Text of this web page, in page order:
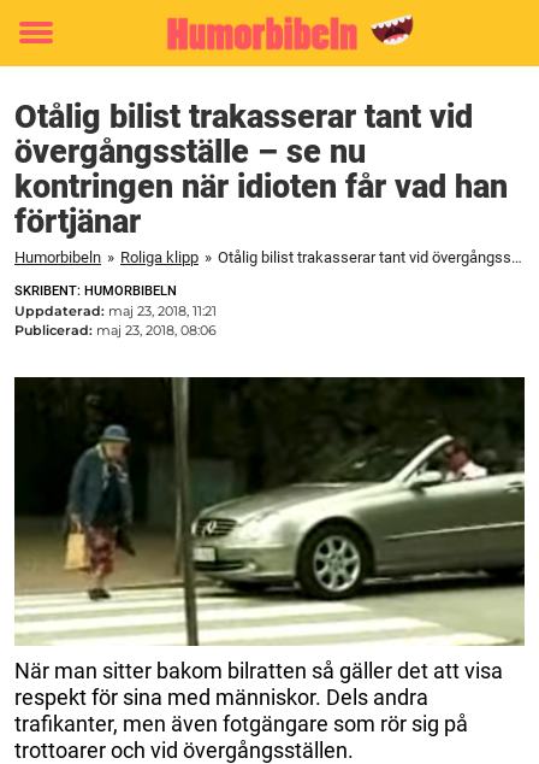
Toggle
Otålig bilist trakasserar tant vid
övergångsställe – se nu
kontringen när idioten får vad han
förtjänar
Humorbibeln » Roliga klipp » Otålig bilist trakasserar tant vid övergångsställe – se nu kontringen när idioten får vad han förtjänar
SKRIBENT: HUMORBIBELN
Uppdaterad: maj 23, 2018, 11:21
Publicerad: maj 23, 2018, 08:06
När man sitter bakom bilratten så gäller det att visa
respekt för sina med människor. Dels andra
trafikanter, men även fotgängare som rör sig på
trottoarer och vid övergångsställen.